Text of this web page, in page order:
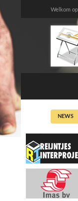
Welkom
NEWS